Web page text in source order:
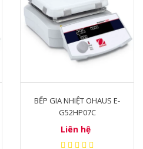
BẾP GIA NHIỆT OHAUS E-
G52HP07C
Liên hệ